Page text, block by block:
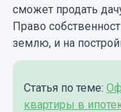
сможет продать
Право
землю, и на
Статья по теме:
квартиры в